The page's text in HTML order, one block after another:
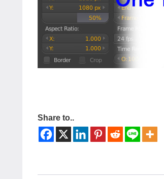
Share to..